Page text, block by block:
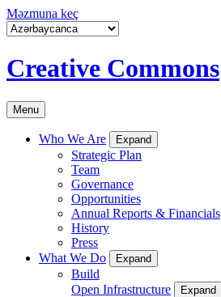
Məzmuna keç
Creative Commons
Menu
Who We Are Expand
Strategic Plan
Team
Governance
Opportunities
Annual Reports & Financials
History
Press
What We Do
Expand
Build
Open Infrastructure
Expand